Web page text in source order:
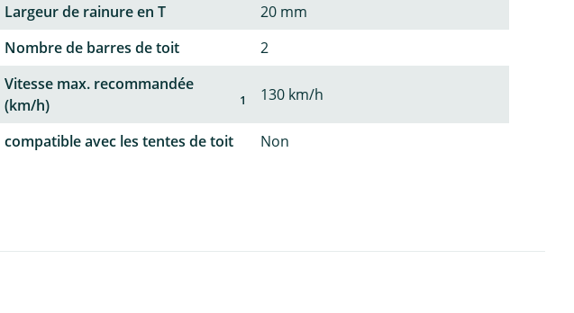
Largeur de rainure en T
20 mm
Nombre de barres de toit
2
Vitesse max. recommandée
(km/h)
1 130 km/h
compatible avec les tentes de toit Non